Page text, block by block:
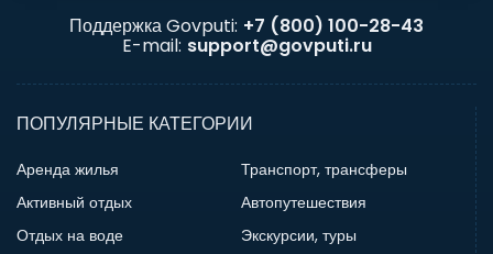
Поддержка Govputi: +7 (800) 100-28-43
E-mail: support@govputi.ru
ПОПУЛЯРНЫЕ КАТЕГОРИИ
Аренда жилья
Транспорт, трансферы
Активный отдых
Автопутешествия
Отдых на воде
Экскурсии, туры